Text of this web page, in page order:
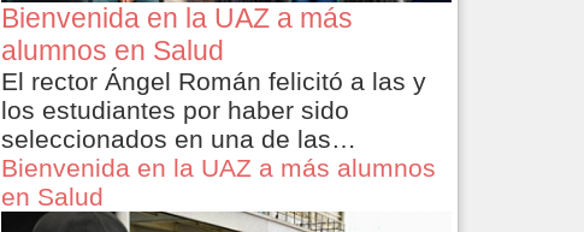
Bienvenida en la UAZ a más
alumnos en Salud
El rector Ángel Román felicitó a las y
los estudiantes por haber sido
seleccionados en una de las…
Bienvenida en la UAZ a más alumnos
en Salud